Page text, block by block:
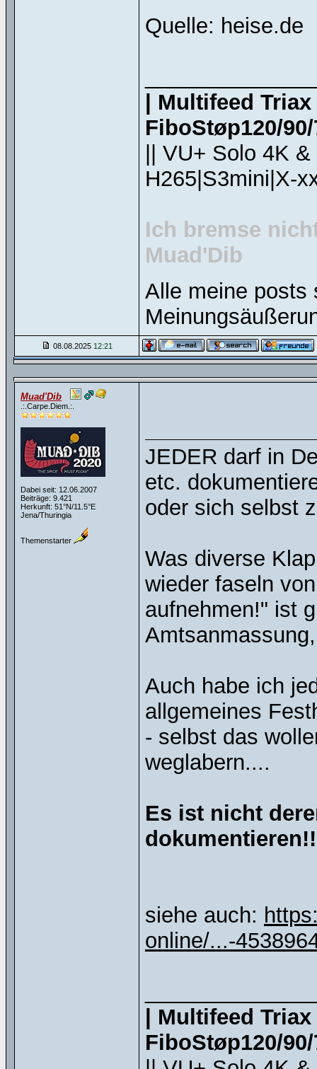
Quelle: heise.de
| Multifeed
FiboStøp120/
|| VU+ Solo 4K
H265|S3mini|X-
Ich bremse
Muad'Dib
Alle meine posts
08.08.2025 12:21
Muad'Dib
.:.Carpe.Diem.:.
Dabei seit: 12.06.2007
Beiträge: 9.421
Herkunft: 51°N/11.5°E
Jena/Thuringia
Themenstarter
JEDER darf in
etc.
oder sich selbst
Was diverse
wieder faseln
aufnehmen!" ist
Auch habe ich
allgemeines
- selbst das
weglabern....
Es ist nicht
dokumentieren!!
siehe auch:
online/...-
| Multifeed
FiboStøp120/